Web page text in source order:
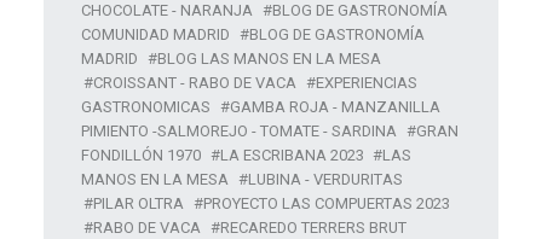
CHOCOLATE - NARANJA
BLOG DE GASTRONOMÍA
COMUNIDAD MADRID
BLOG DE GASTRONOMÍA
MADRID
BLOG LAS MANOS EN LA MESA
CROISSANT - RABO DE VACA
EXPERIENCIAS
GASTRONOMICAS
GAMBA ROJA - MANZANILLA
PIMIENTO -SALMOREJO - TOMATE - SARDINA
GRAN
FONDILLÓN 1970
LA ESCRIBANA 2023
LAS
MANOS EN LA MESA
LUBINA - VERDURITAS
PILAR OLTRA
PROYECTO LAS COMPUERTAS 2023
RABO DE VACA
RECAREDO TERRERS BRUT